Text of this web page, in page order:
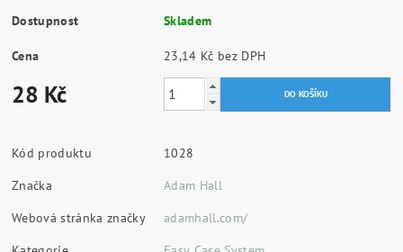
Dostupnost Skladem
Cena 23,14 Kč bez DPH
28 Kč
Kód produktu
1028
Značka
Adam Hall
Webová stránka značky
adamhall.com/